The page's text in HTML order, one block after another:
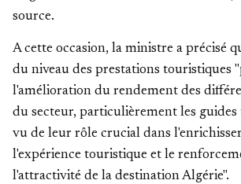
source.
A cette occasion, la ministre a précisé
du niveau des prestations touristiques
l'amélioration du rendement des
du secteur, particulièrement les guides
vu de leur rôle crucial dans
l'expérience touristique et le
l'attractivité de la destination Algérie".